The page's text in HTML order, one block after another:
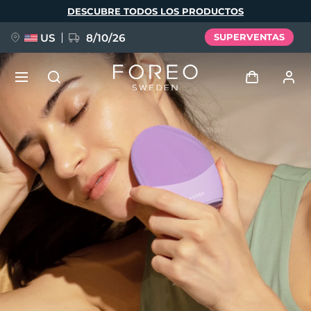
DESCUBRE TODOS LOS PRODUCTOS
US 8/10/26 SUPERVENTAS
Perfil de usuario
Mis dispositivos
Mis pedidos
Mis direcciones
Mis suscripciones
NUEVO
FAQ™ Pure Beauty-Tech Elixir
BREAKING NEWS
issa™ Teeth Whitening Set
Idioma
English Deutsch
Español
Français
Italiano
Português
Svenska
Русский
Türkçe
简体中文 繁體中文